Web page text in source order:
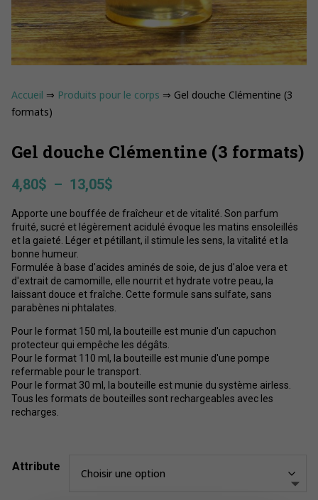
Accueil ⇒ Produits pour le corps ⇒ Gel douche Clémentine (3
formats)
Gel douche Clémentine (3 formats)
4,80$ – 13,05$Plage
prix :
4,80$
13,05$
Apporte une bouffée de fraîcheur et de vitalité. Son parfum
fruité, sucré et légèrement acidulé évoque les matins ensoleillés
et la gaieté. Léger et pétillant, il stimule les sens, la vitalité et la
bonne humeur.
Formulée à base d'acides aminés de soie, de jus d'aloe vera et
d'extrait de camomille, elle nourrit et hydrate votre peau, la
laissant douce et fraîche. Cette formule sans sulfate, sans
parabènes ni phtalates.
Pour le format 150 ml, la bouteille est munie d'un capuchon
protecteur qui empêche les dégâts.
Pour le format 110 ml, la bouteille est munie d'une pompe
refermable pour le transport.
Pour le format 30 ml, la bouteille est munie du système airless.
Tous les formats de bouteilles sont rechargeables avec les
recharges.
Attribute